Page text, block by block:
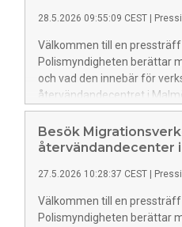
28.5.2026 09:55:09 CEST
Välkommen till en
Polismyndigheten berättar
och vad den innebär för
återvändandecentret i
Besök
återvändandecenter
27.5.2026 10:28:37 CEST
Välkommen till en
Polismyndigheten berättar